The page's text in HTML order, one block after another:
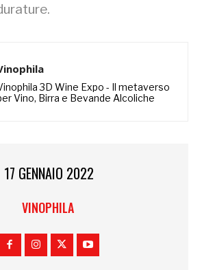
3D Wine Expo - Il metaverso
Vino, Birra e Bevande Alcoliche
17 GENNAIO 2022
VINOPHILA